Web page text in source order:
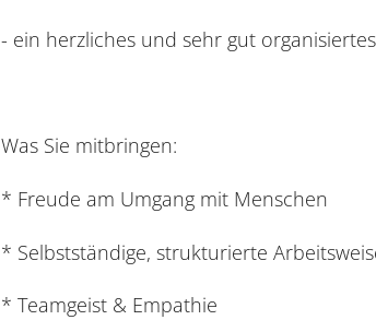
- ein herzliches und sehr gut
Was Sie mitbringen:
* Freude am Umgang mit Menschen
* Selbstständige, strukturierte
* Teamgeist & Empathie